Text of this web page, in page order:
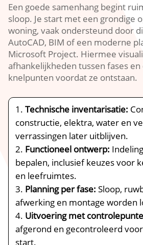
Een goede samenhang begint
sloop.​ Je start met een grondige
woning, vaak ondersteund door
AutoCAD, BIM of een moderne
Microsoft Project.​ Hiermee
afhankelijkheden tussen fases
knelpunten voordat ze ontstaan.​
Technische inventarisatie:
constructie, elektra, water en
verrassingen later uitblijven.​
Functioneel ontwerp:
bepalen, inclusief keuzes voor
en leefruimtes.​
Planning per fase: Sloop,
afwerking en montage worden
Uitvoering met
afgerond en gecontroleerd
start.​